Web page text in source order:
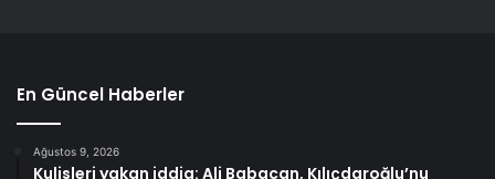
En Güncel Haberler
Ağustos 9, 2026
Kulisleri yakan iddia: Ali Babacan, Kılıçdaroğlu’nu